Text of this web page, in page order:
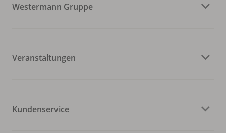
Westermann Gruppe
Veranstaltungen
Kundenservice